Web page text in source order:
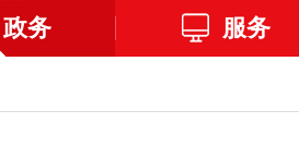
政务 服务